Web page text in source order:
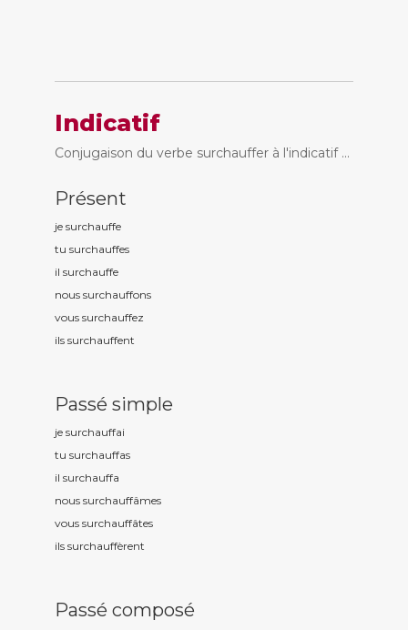
Indicatif
Conjugaison du verbe surchauffer à l'indicatif ...
Présent
je surchauffe
tu surchauffes
il surchauffe
nous surchauffons
vous surchauffez
ils surchauffent
Passé simple
je surchauffai
tu surchauffas
il surchauffa
nous surchauffâmes
vous surchauffâtes
ils surchauffèrent
Passé composé